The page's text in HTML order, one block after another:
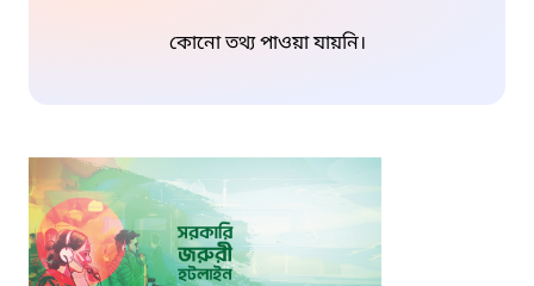
কোনো তথ্য পাওয়া যায়নি।